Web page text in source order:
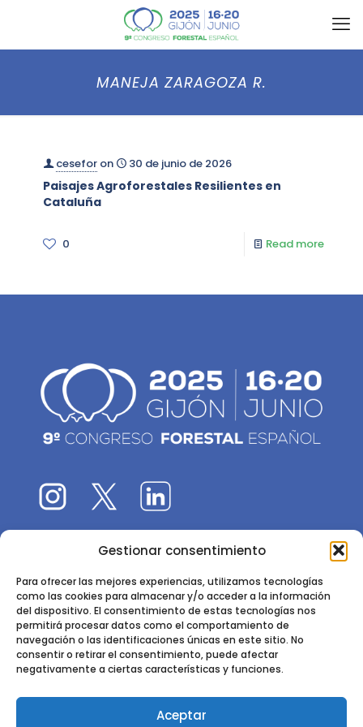
Gestionar consentimiento
Para ofrecer las mejores experiencias, utilizamos tecnologías
como las cookies para almacenar y/o acceder a la información
del dispositivo. El consentimiento de estas tecnologías nos
permitirá procesar datos como el comportamiento de
navegación o las identificaciones únicas en este sitio. No
consentir o retirar el consentimiento, puede afectar
negativamente a ciertas características y funciones.
Aceptar
MANEJA ZARAGOZA R.
cesefor on 30 de junio de 2026
Paisajes Agroforestales Resilientes en
Cataluña
0 Read more
El 9CFE es una actividad promovida por laSociedad
Instituto de Ciencias Forestales, INIA-CSIC
Ctra. de la Coruña km 7,5 - 28040 Madrid